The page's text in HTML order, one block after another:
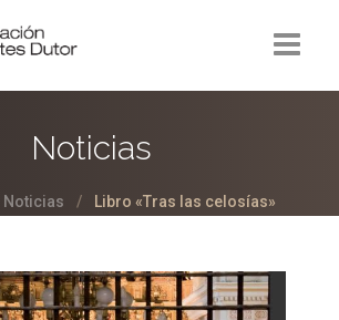
Noticias
Noticias Libro «Tras las celosías»